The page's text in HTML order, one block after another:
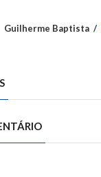
Guilherme Baptista